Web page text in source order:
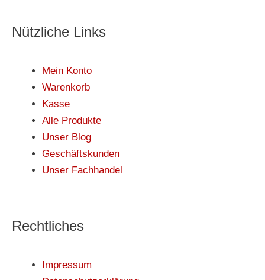
Nützliche Links
Mein Konto
Warenkorb
Kasse
Alle Produkte
Unser Blog
Geschäftskunden
Unser Fachhandel
Rechtliches
Impressum